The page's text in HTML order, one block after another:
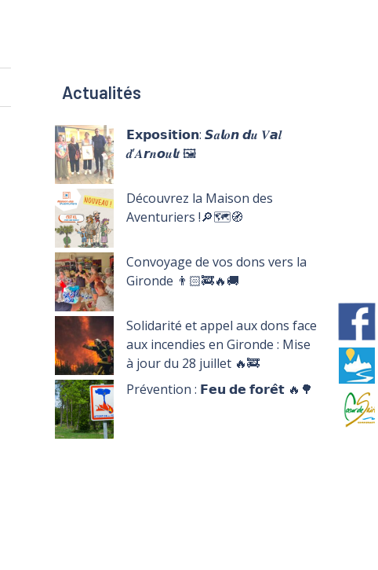
Actualités
𝗘𝘅𝗽𝗼𝘀𝗶𝘁𝗶𝗼𝗻: 𝙎𝒂𝙡𝒐𝙣 𝙙𝒖 𝑽𝙖𝒍
𝒅’𝑨𝙧𝒏𝙤𝒖𝙡𝒕 🖼️
Découvrez la Maison des
Aventuriers !🔎🗺️🧭
Convoyage de vos dons vers la
Gironde 👨🏻‍🚒🔥🚚
Solidarité et appel aux dons face
aux incendies en Gironde : Mise
à jour du 28 juillet 🔥🚒
Prévention : 𝗙𝗲𝘂 𝗱𝗲 𝗳𝗼𝗿𝗲̂𝘁 🔥🌳